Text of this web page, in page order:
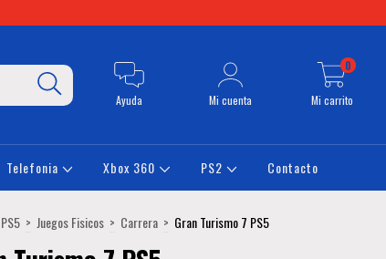
Ayuda Mi cuenta Mi carrito
0
Telefonia Xbox 360 PS2 Contacto
PS5 > Juegos Fisicos > Carrera > Gran Turismo 7 PS5